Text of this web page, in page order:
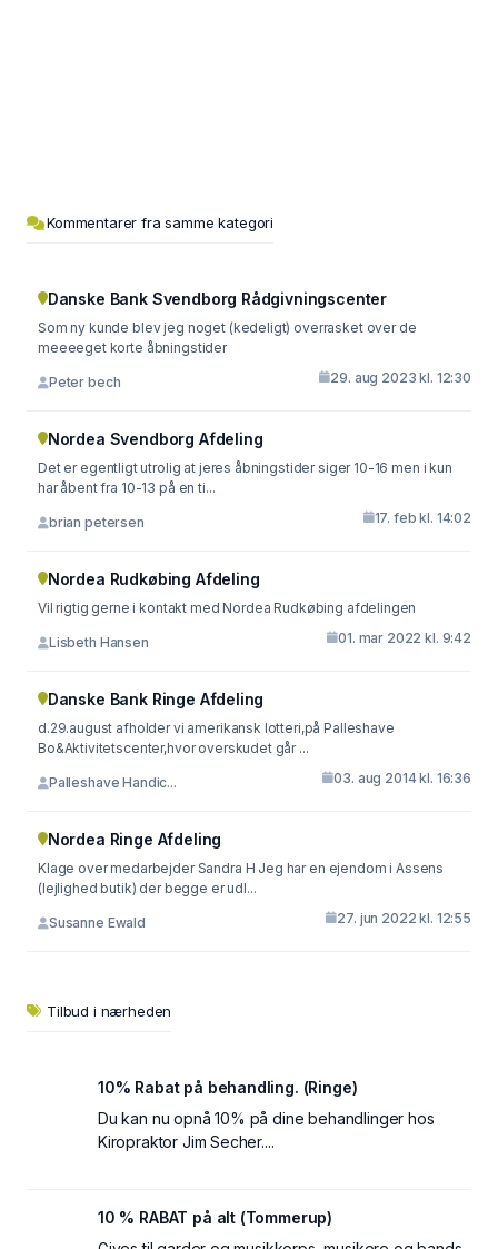
Kommentarer fra samme kategori
Danske Bank Svendborg Rådgivningscenter
Som ny kunde blev jeg noget (kedeligt) overrasket over de
meeeeget korte åbningstider
Peter bech 29. aug 2023 kl. 12:30
Nordea Svendborg Afdeling
Det er egentligt utrolig at jeres åbningstider siger 10-16 men i kun
har åbent fra 10-13 på en ti...
brian petersen 17. feb kl. 14:02
Nordea Rudkøbing Afdeling
Vil rigtig gerne i kontakt med Nordea Rudkøbing afdelingen
Lisbeth Hansen 01. mar 2022 kl. 9:42
Danske Bank Ringe Afdeling
d.29.august afholder vi amerikansk lotteri,på Palleshave
Bo&Aktivitetscenter,hvor overskudet går ...
Palleshave Handic... 03. aug 2014 kl. 16:36
Nordea Ringe Afdeling
Klage over medarbejder Sandra H Jeg har en ejendom i Assens
(lejlighed butik) der begge er udl...
Susanne Ewald 27. jun 2022 kl. 12:55
Tilbud i nærheden
10% Rabat på behandling. (Ringe)
Du kan nu opnå 10% på dine behandlinger hos
Kiropraktor Jim Secher....
10 % RABAT på alt (Tommerup)